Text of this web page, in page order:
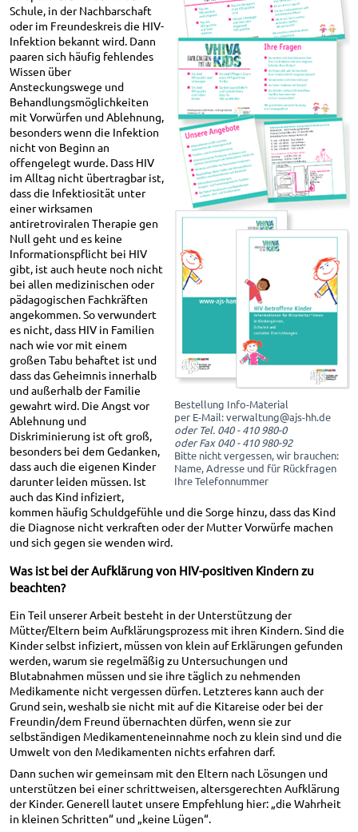
Bestellung Info-Material
per E-Mail: verwaltung@ajs-hh.de
oderTel. 040 - 410 980-0
oder Fax 040 - 410 980-92
Bitte nicht vergessen, wir brauchen:
Name, Adresse und für Rückfragen
Ihre Telefonnummer
Schule, in der Nachbarschaft
oder im Freundeskreis die HIV-
Infektion bekannt wird. Dann
paaren sich häufig fehlendes
Wissen über
Ansteckungswege und
Behandlungsmöglichkeiten
mit Vorwürfen und Ablehnung,
besonders wenn die Infektion
nicht von Beginn an
offengelegt wurde. Dass HIV
im Alltag nicht übertragbar ist,
dass die Infektiosität unter
einer wirksamen
antiretroviralen Therapie gen
Null geht und es keine
Informationspflicht bei HIV
gibt, ist auch heute noch nicht
bei allen medizinischen oder
pädagogischen Fachkräften
angekommen. So verwundert
es nicht, dass HIV in Familien
nach wie vor mit einem
großen Tabu behaftet ist und
dass das Geheimnis innerhalb
und außerhalb der Familie
gewahrt wird. Die Angst vor
Ablehnung und
Diskriminierung ist oft groß,
besonders bei dem Gedanken,
dass auch die eigenen Kinder
darunter leiden müssen. Ist
auch das Kind infiziert,
kommen häufig Schuldgefühle und die Sorge hinzu, dass das Kind
die Diagnose nicht verkraften oder der Mutter Vorwürfe machen
und sich gegen sie wenden wird.
Was ist bei der Aufklärung von HIV-positiven Kindern zu
beachten?
Ein Teil unserer Arbeit besteht in der Unterstützung der
Mütter/Eltern beim Aufklärungsprozess mit ihren Kindern. Sind die
Kinder selbst infiziert, müssen von klein auf Erklärungen gefunden
werden, warum sie regelmäßig zu Untersuchungen und
Blutabnahmen müssen und sie ihre täglich zu nehmenden
Medikamente nicht vergessen dürfen. Letzteres kann auch der
Grund sein, weshalb sie nicht mit auf die Kitareise oder bei der
Freundin/dem Freund übernachten dürfen, wenn sie zur
selbständigen Medikamenteneinnahme noch zu klein sind und die
Umwelt von den Medikamenten nichts erfahren darf.
Dann suchen wir gemeinsam mit den Eltern nach Lösungen und
unterstützen bei einer schrittweisen, altersgerechten Aufklärung
der Kinder. Generell lautet unsere Empfehlung hier: „die Wahrheit
in kleinen Schritten“ und „keine Lügen“.